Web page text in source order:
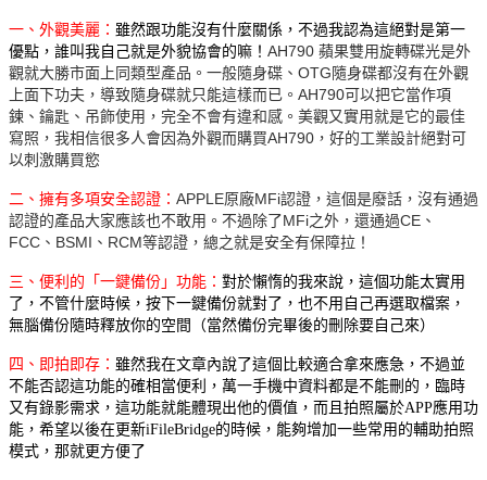
一、外觀美麗： 雖然跟功能沒有什麼關係，不過我認為這絕對是第一
優點，誰叫我自己就是外貌協會的嘛！ AH790 蘋果雙用旋轉碟光是外
觀就大勝市面上同類型產品。一般隨身碟、OTG隨身碟都沒有在外觀
上面下功夫，導致隨身碟就只能這樣而已。AH790可以把它當作項
鍊、鑰匙、吊飾使用，完全不會有違和感。美觀又實用就是它的最佳
寫照，我相信很多人會因為外觀而購買AH790，好的工業設計絕對可
以刺激購買慾
二、擁有多項安全認證： APPLE原廠MFi認證，這個是廢話，沒有通過
認證的產品大家應該也不敢用。不過除了MFi之外，還通過CE、
FCC、BSMI、RCM等認證，總之就是安全有保障拉！
三、便利的「一鍵備份」功能： 對於懶惰的我來說，這個功能太實用
了，不管什麼時候，按下一鍵備份就對了，也不用自己再選取檔案，
無腦備份隨時釋放你的空間（當然備份完畢後的刪除要自己來）
四、即拍即存： 雖然我在文章內說了這個比較適合拿來應急，不過並
不能否認這功能的確相當便利，萬一手機中資料都是不能刪的，臨時
又有錄影需求，這功能就能體現出他的價值，而且拍照屬於APP應用功
能，希望以後在更新iFileBridge的時候，能夠增加一些常用的輔助拍照
模式，那就更方便了